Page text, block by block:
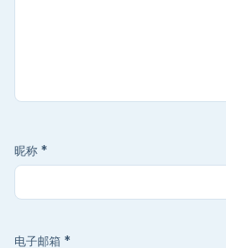
昵称 *
电子邮箱 *